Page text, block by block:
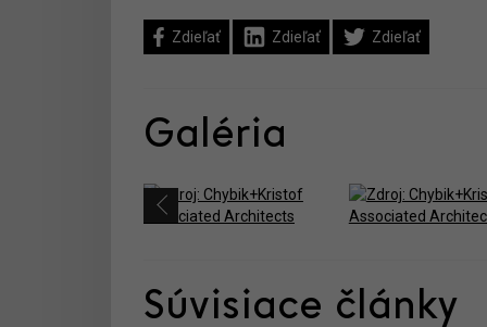
Zdieľať Zdieľať Zdieľať
Galéria
Súvisiace články